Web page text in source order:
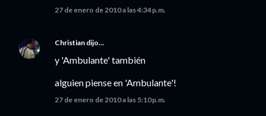
27 de enero de 2010 a las 4:34 p.m.
Christian dijo…
y 'Ambulante' también
alguien piense en 'Ambulante'!
27 de enero de 2010 a las 5:10 p.m.